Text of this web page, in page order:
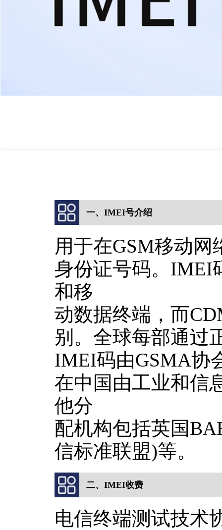
一、IMEI号介绍
用于在GSM移动
身份证号码。IMEI
和移
动数据终端，而
别。全球每部通过
IMEI码由GSMA协
在中国由工业和信
他分
配机构包括英国
信标准联盟)等。
二、IMEI收费
电信终端测试技术